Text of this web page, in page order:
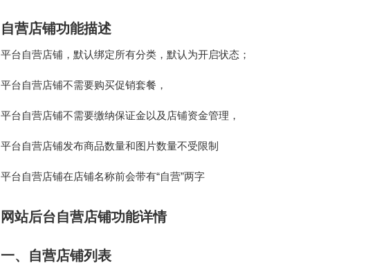
自营店铺功能描述
平台自营店铺，默认绑定所有分类，默认为开启状态；
平台自营店铺不需要购买促销套餐，
平台自营店铺不需要缴纳保证金以及店铺资金管理，
平台自营店铺发布商品数量和图片数量不受限制
平台自营店铺在店铺名称前会带有“自营”两字
网站后台自营店铺功能详情
一、自营店铺列表